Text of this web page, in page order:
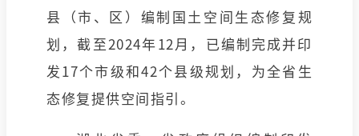
县（市、区）编制国土空间生态修复规
划，截至2024年12月，已编制完成并印
发17个市级和42个县级规划，为全省生
态修复提供空间指引。